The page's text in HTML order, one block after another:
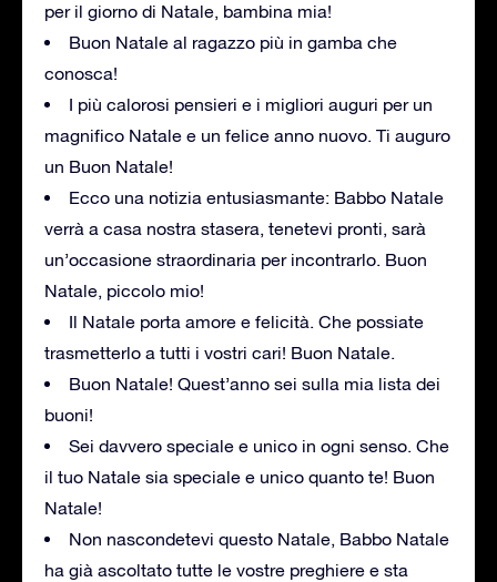
per il giorno di Natale, bambina mia!
Buon Natale al ragazzo più in gamba che
conosca!
I più calorosi pensieri e i migliori auguri per un
magnifico Natale e un felice anno nuovo. Ti auguro
un Buon Natale!
Ecco una notizia entusiasmante: Babbo Natale
verrà a casa nostra stasera, tenetevi pronti, sarà
un’occasione straordinaria per incontrarlo. Buon
Natale, piccolo mio!
Il Natale porta amore e felicità. Che possiate
trasmetterlo a tutti i vostri cari! Buon Natale.
Buon Natale! Quest’anno sei sulla mia lista dei
buoni!
Sei davvero speciale e unico in ogni senso. Che
il tuo Natale sia speciale e unico quanto te! Buon
Natale!
Non nascondetevi questo Natale, Babbo Natale
ha già ascoltato tutte le vostre preghiere e sta